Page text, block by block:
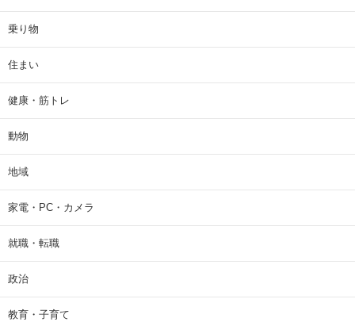
乗り物
住まい
健康・筋トレ
動物
地域
家電・PC・カメラ
就職・転職
政治
教育・子育て